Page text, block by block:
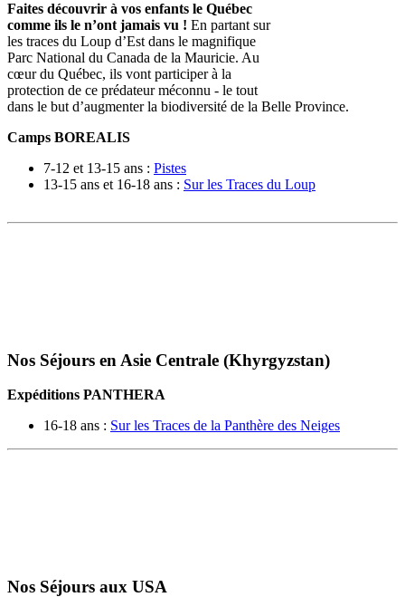
Faites découvrir à vos enfants le Québec
comme ils le n’ont jamais vu ! En partant sur
les traces du Loup d’Est dans le magnifique
Parc National du Canada de la Mauricie. Au
cœur du Québec, ils vont participer à la
protection de ce prédateur méconnu - le tout
dans le but d’augmenter la biodiversité de la Belle Province.
Camps BOREALIS
7-12 et 13-15 ans : Pistes
13-15 ans et 16-18 ans : Sur les Traces du Loup
Nos Séjours en Asie Centrale (Khyrgyzstan)
Expéditions PANTHERA
16-18 ans : Sur les Traces de la Panthère des Neiges
Nos Séjours aux USA